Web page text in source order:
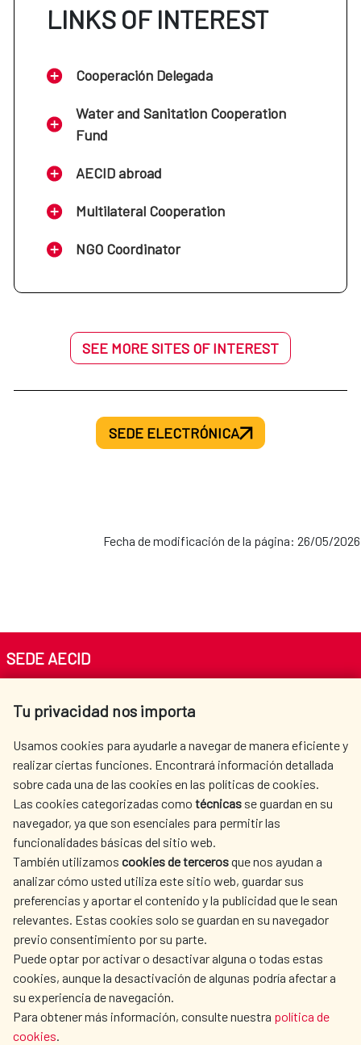
LINKS OF INTEREST
Cooperación Delegada
Water and Sanitation Cooperation
Fund
AECID abroad
Multilateral Cooperation
NGO Coordinator
SEE MORE SITES OF INTEREST
SEDE ELECTRÓNICA
Fecha de modificación de la página: 26/05/2026
Tu privacidad nos importa
Usamos cookies para ayudarle a navegar de manera eficiente y
realizar ciertas funciones. Encontrará información detallada
sobre cada una de las cookies en las políticas de cookies.
Las cookies categorizadas como técnicas se guardan en su
navegador, ya que son esenciales para permitir las
funcionalidades básicas del sitio web.
También utilizamos cookies de tercerosque nos ayudan a
analizar cómo usted utiliza este sitio web, guardar sus
preferencias y aportar el contenido y la publicidad que le sean
relevantes. Estas cookies solo se guardan en su navegador
previo consentimiento por su parte.
Puede optar por activar o desactivar alguna o todas estas
cookies, aunque la desactivación de algunas podría afectar a
su experiencia de navegación.
Para obtener más información, consulte nuestra política de
cookies.
SEDE AECID
Tel. +34 900 20 30 54​​​​​​​
AECID
WHERE DO WE COOPERATE?
SPANISH HUMANITARIAN
ACTION
PRESS ROOM
CULTURE AND SCIENCE LIBRARY
OUR SOCIAL MEDIA